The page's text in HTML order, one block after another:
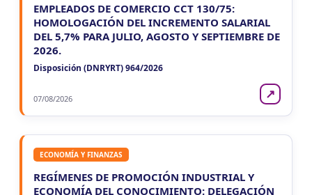
EMPLEADOS DE COMERCIO CCT 130/75:
HOMOLOGACIÓN DEL INCREMENTO SALARIAL
DEL 5,7% PARA JULIO, AGOSTO Y SEPTIEMBRE DE
2026.
Disposición (DNRYRT) 964/2026
07/08/2026 ↗
ECONOMÍA Y FINANZAS
REGÍMENES DE PROMOCIÓN INDUSTRIAL Y
ECONOMÍA DEL CONOCIMIENTO: DELEGACIÓN